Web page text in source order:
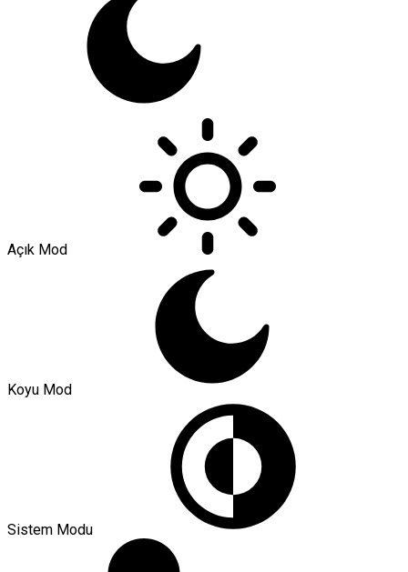
Açık Mod
Koyu Mod
Sistem Modu